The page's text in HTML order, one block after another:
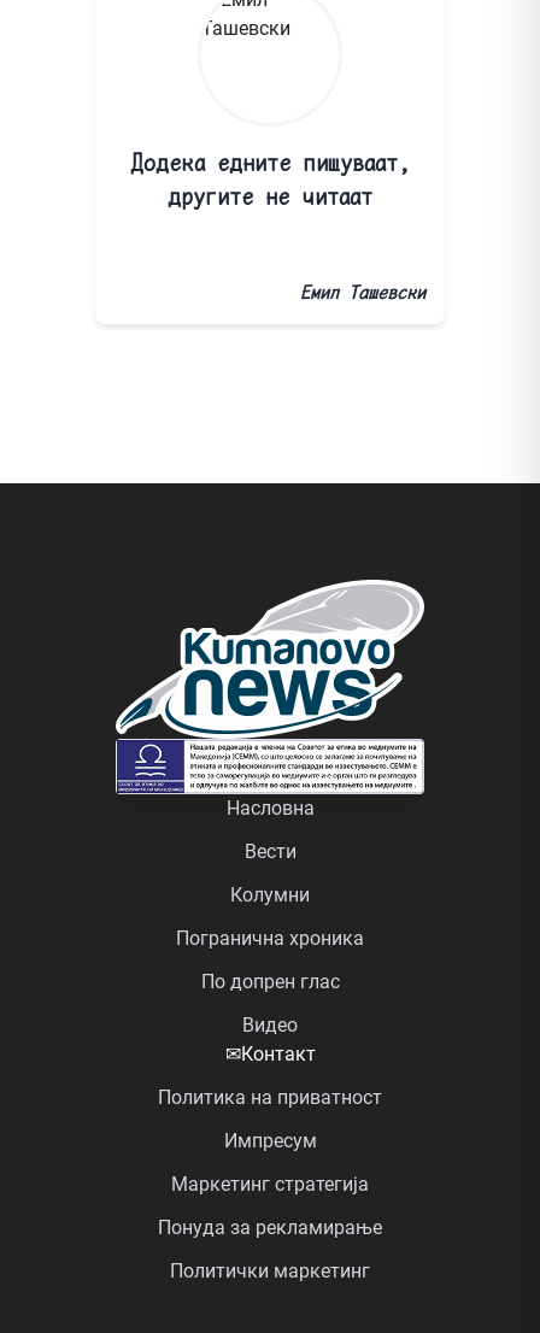
Додека едните пишуваат,
другите не читаат
Емил Ташевски
Насловна
Вести
Колумни
Погранична хроника
По допрен глас
Видео
✉Контакт
Политика на приватност
Импресум
Маркетинг стратегија
Понуда за рекламирање
Политички маркетинг